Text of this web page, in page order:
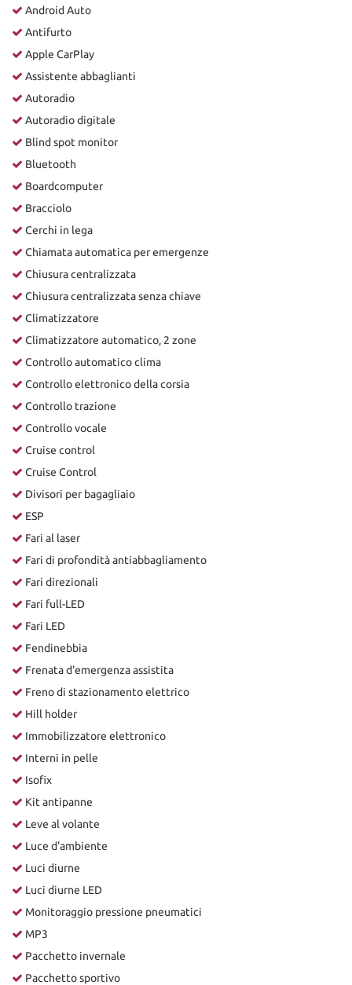
Android Auto
Antifurto
Apple CarPlay
Assistente abbaglianti
Autoradio
Autoradio digitale
Blind spot monitor
Bluetooth
Boardcomputer
Bracciolo
Cerchi in lega
Chiamata automatica per emergenze
Chiusura centralizzata
Chiusura centralizzata senza chiave
Climatizzatore
Climatizzatore automatico, 2 zone
Controllo automatico clima
Controllo elettronico della corsia
Controllo trazione
Controllo vocale
Cruise control
Cruise Control
Divisori per bagagliaio
ESP
Fari al laser
Fari di profondità antiabbagliamento
Fari direzionali
Fari full-LED
Fari LED
Fendinebbia
Frenata d'emergenza assistita
Freno di stazionamento elettrico
Hill holder
Immobilizzatore elettronico
Interni in pelle
Isofix
Kit antipanne
Leve al volante
Luce d'ambiente
Luci diurne
Luci diurne LED
Monitoraggio pressione pneumatici
MP3
Pacchetto invernale
Pacchetto sportivo